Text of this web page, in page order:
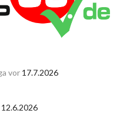
vor 17.7.2026
12.6.2026